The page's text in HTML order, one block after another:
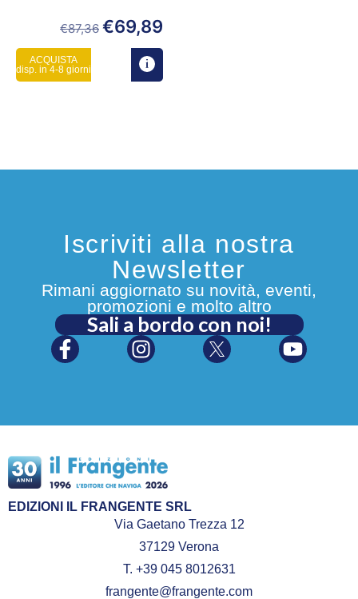
€87,36 €69,89
ACQUISTA
disp. in 4-8 giorni
Iscriviti alla nostra
Newsletter
Rimani aggiornato su novità, eventi,
promozioni e molto altro
Sali a bordo con noi!
EDIZIONI IL FRANGENTE SRL
Via Gaetano Trezza 12
37129 Verona
T. +39 045 8012631
frangente@frangente.com